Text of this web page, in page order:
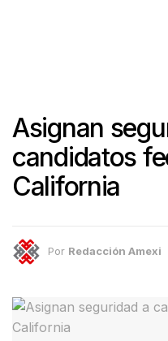
Asignan
candidatos
California
Por Redacción Amexi